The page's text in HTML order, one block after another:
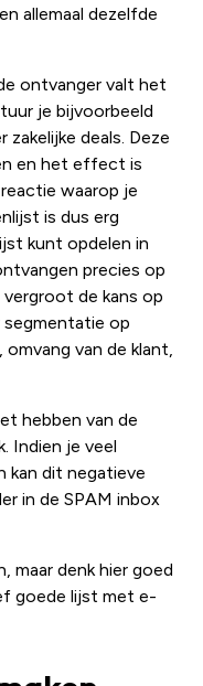
allemaal dezelfde
ontvanger valt het
je bijvoorbeeld
deals. Deze
en het effect is
waarop je
is dus erg
kunt opdelen in
precies op
de kans op
segmentatie op
van de klant,
hebben van de
Indien je veel
kan dit negatieve
in de SPAM inbox
maar denk hier goed
goede lijst met e-